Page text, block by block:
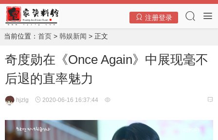
注册登录
当前位置： 首页 > 韩娱新闻 > 正文
奇度勋在《Once Again》中展现毫不
后退的直率魅力
hjzlg 2020-06-16 16:37:44